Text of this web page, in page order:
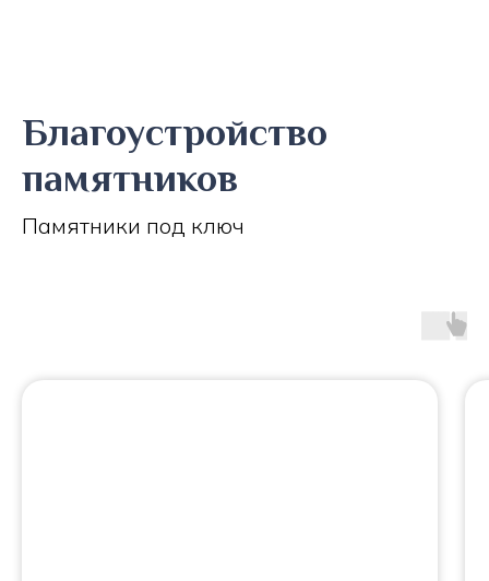
Благоустройство
памятников
Памятники под ключ